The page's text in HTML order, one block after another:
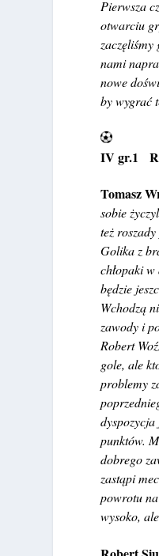
Pierwsza
otwarciu
nami
nowe
by wygrać
IV gr.1
Tomasz
sobie
też
Golika z
chłopaki
będzie
Wchodzą
zawody i
Robert
gole, ale
problemy
punktów.
dobrego
zastąpi
powrotu
wysoko,